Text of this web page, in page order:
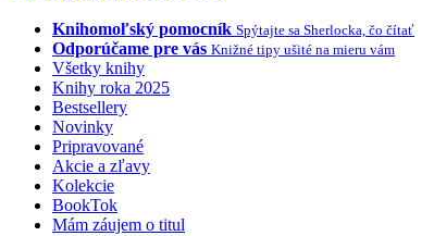
Knihomoľský pomocník Spýtajte sa Sherlocka, čo čítať
Odporúčame pre vás Knižné tipy ušité na mieru vám
Všetky knihy
Knihy roka 2025
Bestsellery
Novinky
Pripravované
Akcie a zľavy
Kolekcie
BookTok
Mám záujem o titul